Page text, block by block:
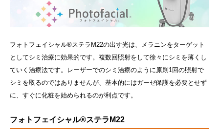
フォトフェイシャル®ステラM22の出す光は、メラニンをターゲット
としてシミ治療に効果的です。複数回照射をして徐々にシミを薄くし
ていく治療法です。レーザーでのシミ治療のように原則1回の照射で
シミを取るのではありませんが、基本的にはガーゼ保護を必要とせず
に、すぐに化粧を始められるのが利点です。
フォトフェイシャル®ステラM22